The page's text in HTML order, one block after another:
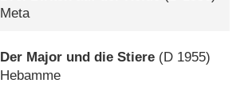
Meta
Der Major und die Stiere (D 1955)
Hebamme